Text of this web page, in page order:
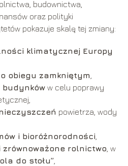
budownictwa,
oraz polityki
pokazuje skalę tej zmiany:
klimatycznej Europy
obiegu zamkniętym
budynkóww celu poprawy
powietrza, wody
i bioróżnorodności
rolnictwo , w
do stołu”